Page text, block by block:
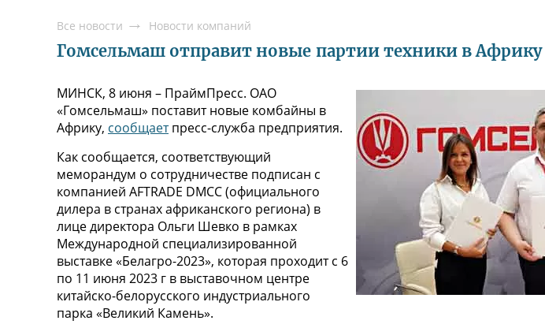
Все новости Новости компаний
Гомсельмаш отправит новые партии техники в Африку
МИНСК, 8 июня – ПраймПресс. ОАО
«Гомсельмаш» поставит новые комбайны в
Африку, сообщаетпресс-служба предприятия.
Как сообщается, соответствующий
меморандум о сотрудничестве подписан с
компанией AFTRADE DMCC (официального
дилера в странах африканского региона) в
лице директора Ольги Шевко в рамках
Международной специализированной
выставке «Белагро-2023», которая проходит с 6
по 11 июня 2023 г в выставочном центре
китайско-белорусского индустриального
парка «Великий Камень».